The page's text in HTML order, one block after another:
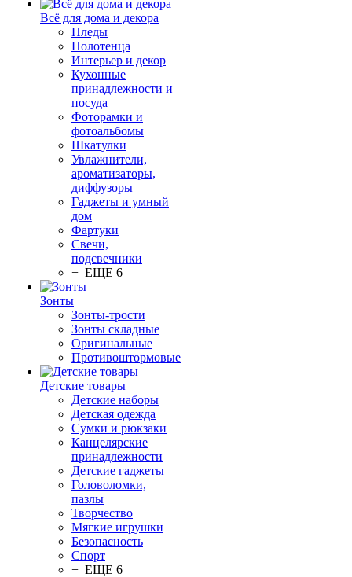
Всё для дома и декора
Пледы
Полотенца
Интерьер и декор
Кухонные
принадлежности и
посуда
Фоторамки и
фотоальбомы
Шкатулки
Увлажнители,
ароматизаторы,
диффузоры
Гаджеты и умный
дом
Фартуки
Свечи,
подсвечники
+ ЕЩЕ 6
Зонты
Зонты-трости
Зонты складные
Оригинальные
Противоштормовые
Детские товары
Детские наборы
Детская одежда
Сумки и рюкзаки
Канцелярские
принадлежности
Детские гаджеты
Головоломки,
пазлы
Творчество
Мягкие игрушки
Безопасность
Спорт
+ ЕЩЕ 6